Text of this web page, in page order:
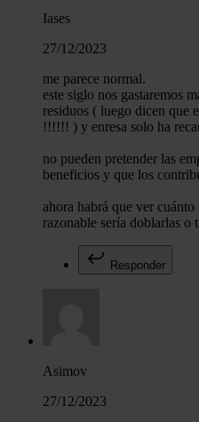
Iases
27/12/2023
me parece normal.
este siglo nos gastaremos
residuos ( luego dicen que
!!!!!! ) y enresa solo ha
no pueden pretender las
beneficios y que los
ahora habrá que ver cuánto
razonable sería doblarlas o
Responder
Asimov
27/12/2023